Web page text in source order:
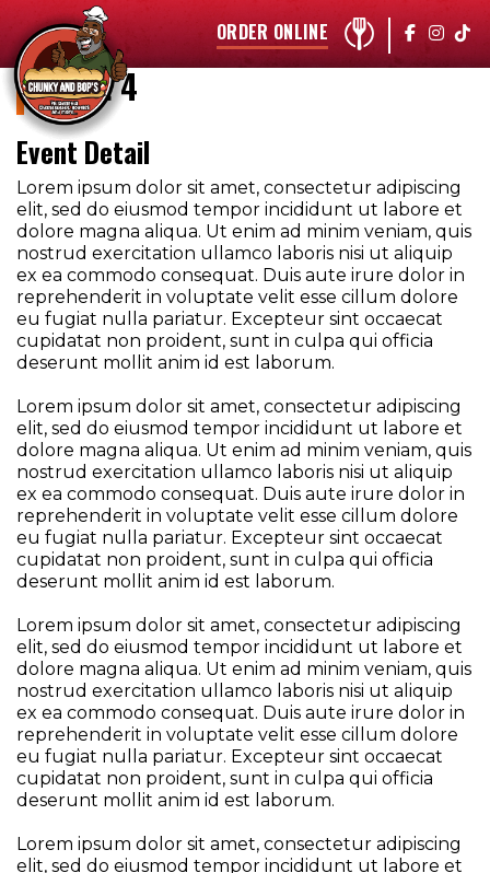
ORDER ONLINE
Event 4
Event Detail
Lorem ipsum dolor sit amet, consectetur adipiscing
elit, sed do eiusmod tempor incididunt ut labore et
dolore magna aliqua. Ut enim ad minim veniam, quis
nostrud exercitation ullamco laboris nisi ut aliquip
ex ea commodo consequat. Duis aute irure dolor in
reprehenderit in voluptate velit esse cillum dolore
eu fugiat nulla pariatur. Excepteur sint occaecat
cupidatat non proident, sunt in culpa qui officia
deserunt mollit anim id est laborum.
Lorem ipsum dolor sit amet, consectetur adipiscing
elit, sed do eiusmod tempor incididunt ut labore et
dolore magna aliqua. Ut enim ad minim veniam, quis
nostrud exercitation ullamco laboris nisi ut aliquip
ex ea commodo consequat. Duis aute irure dolor in
reprehenderit in voluptate velit esse cillum dolore
eu fugiat nulla pariatur. Excepteur sint occaecat
cupidatat non proident, sunt in culpa qui officia
deserunt mollit anim id est laborum.
Lorem ipsum dolor sit amet, consectetur adipiscing
elit, sed do eiusmod tempor incididunt ut labore et
dolore magna aliqua. Ut enim ad minim veniam, quis
nostrud exercitation ullamco laboris nisi ut aliquip
ex ea commodo consequat. Duis aute irure dolor in
reprehenderit in voluptate velit esse cillum dolore
eu fugiat nulla pariatur. Excepteur sint occaecat
cupidatat non proident, sunt in culpa qui officia
deserunt mollit anim id est laborum.
Lorem ipsum dolor sit amet, consectetur adipiscing
elit, sed do eiusmod tempor incididunt ut labore et